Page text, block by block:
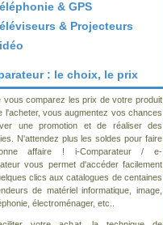
& GPS
& Projecteurs
: le choix, le prix
vous comparez les prix de votre produit
l'acheter, vous augmentez vos chances
une promotion et de réaliser des
N'attendez plus les soldes pour faire
affaire ! i-Comparateur / e-
vous permet d'accéder facilement
clics aux catalogues de centaines
de matériel informatique, image,
électroménager, etc..